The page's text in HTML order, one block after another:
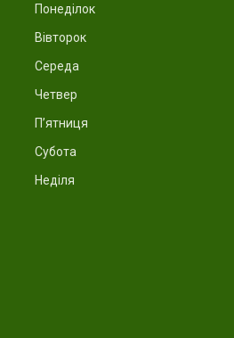
Понеділок
Вівторок
Середа
Четвер
Пʼятниця
Субота
Неділя